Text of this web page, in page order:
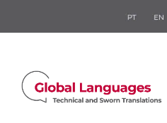
QUEM SOMOS
O QUE